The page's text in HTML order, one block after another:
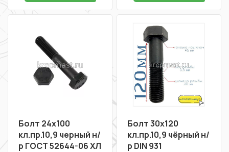
Болт 24х100
кл.пр.10,9 черный н/
р ГОСТ 52644-06 ХЛ
Болт 30х120
кл.пр.10,9 чёрный н/
р DIN 931